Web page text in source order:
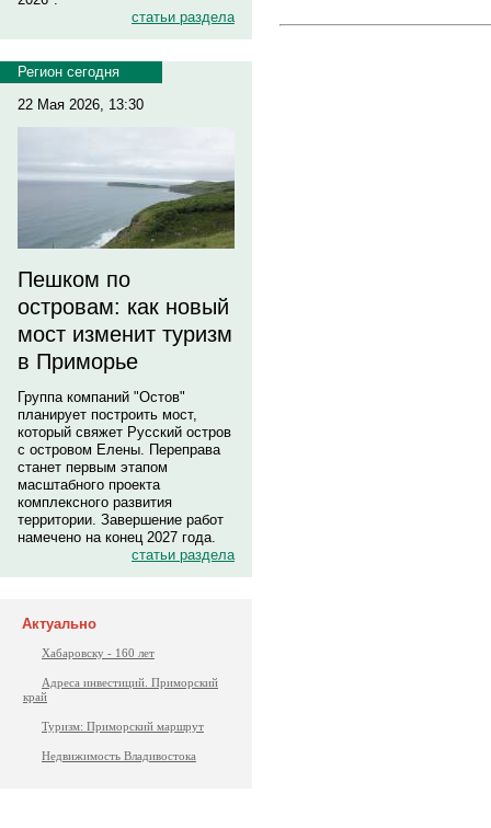
статьи раздела
Регион сегодня
22 Мая 2026, 13:30
Пешком по
островам: как новый
мост изменит туризм
в Приморье
Группа компаний "Остов"
планирует построить мост,
который свяжет Русский остров
с островом Елены. Переправа
станет первым этапом
масштабного проекта
комплексного развития
территории. Завершение работ
намечено на конец 2027 года.
статьи раздела
Актуально
Хабаровску - 160 лет
Адреса инвестиций. Приморский
край
Туризм: Приморский маршрут
Недвижимость Владивостока